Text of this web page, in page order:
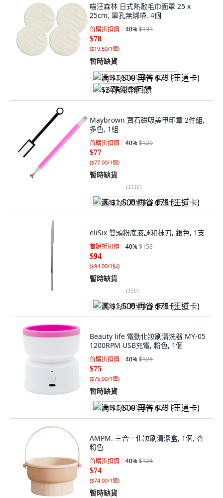
喵汪森林 日式熱敷毛巾面罩 25 x
25cm, 單孔無綁帶, 4個
首購折扣價 40%$131
$78
($19.50/1個)
暫時缺貨
满 $1,500 再省 $75 (王道卡)
$3 酷澎幣回饋
Maybrown 寶石磁吸美甲印章 2件組,
多色, 1組
首購折扣價 40%$129
$77
($77.00/1個)
暫時缺貨
(1110)
满 $1,500 再省 $75 (王道卡)
eliSix 雙頭粉底液調和抹刀, 銀色, 1支
首購折扣價 40%$158
$94
($94.00/1個)
暫時缺貨
(150)
满 $1,500 再省 $75 (王道卡)
Beauty life 電動化妝刷清洗器 MY-05
1200RPM USB充電, 粉色, 1個
首購折扣價 40%$125
$75
($75.00/1個)
暫時缺貨
满 $1,500 再省 $75 (王道卡)
AMPM. 三合一化妝刷清潔盒, 1個, 杏
粉色
首購折扣價 40%$124
$74
($74.00/1個)
暫時缺貨